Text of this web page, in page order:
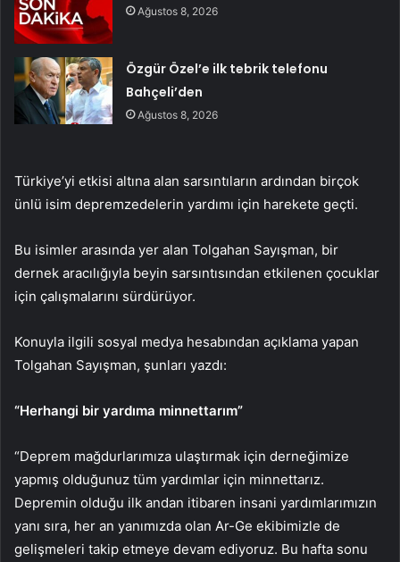
Ağustos 8, 2026
Özgür Özel’e ilk tebrik telefonu
Bahçeli’den
Ağustos 8, 2026
Türkiye’yi etkisi altına alan sarsıntıların ardından birçok
ünlü isim depremzedelerin yardımı için harekete geçti.
Bu isimler arasında yer alan Tolgahan Sayışman, bir
dernek aracılığıyla beyin sarsıntısından etkilenen çocuklar
için çalışmalarını sürdürüyor.
Konuyla ilgili sosyal medya hesabından açıklama yapan
Tolgahan Sayışman, şunları yazdı:
“Herhangi bir yardıma minnettarım”
“Deprem mağdurlarımıza ulaştırmak için derneğimize
yapmış olduğunuz tüm yardımlar için minnettarız.
Depremin olduğu ilk andan itibaren insani yardımlarımızın
yanı sıra, her an yanımızda olan Ar-Ge ekibimizle de
gelişmeleri takip etmeye devam ediyoruz. Bu hafta sonu